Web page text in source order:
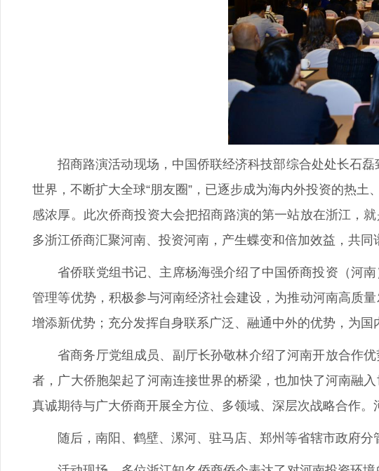
招商路演活动现场，中国侨联经济科技部综合处处长石
世界，不断扩大全球“朋友圈”，已逐步成为海内外投资的热
感浓厚。此次侨商投资大会把招商路演的第一站放在浙江，
多浙江侨商汇聚河南、投资河南，产生蝶变和倍加效益，共同
省侨联党组书记、主席杨海强介绍了中国侨商投资（河
管理等优势，积极参与河南经济社会建设，为推动河南高质
增添新优势；充分发挥自身联系广泛、融通中外的优势，为国
省商务厅党组成员、副厅长孙敬林介绍了河南开放合作
者，广大侨胞架起了河南连接世界的桥梁，也加快了河南融
真诚期待与广大侨商开展全方位、多领域、深层次战略合作
随后，南阳、鹤壁、漯河、驻马店、郑州等省辖市政府分